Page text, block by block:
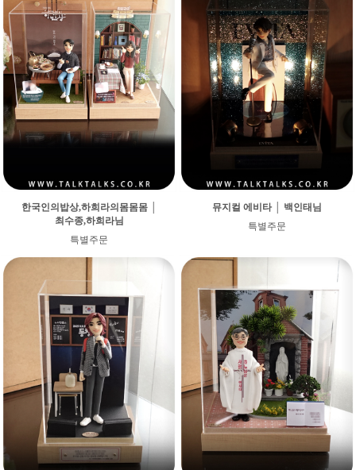
한국인의밥상,하희라의몸몸몸 │
최수종,하희라님
특별주문
뮤지컬 에비타 │ 백인태님
특별주문